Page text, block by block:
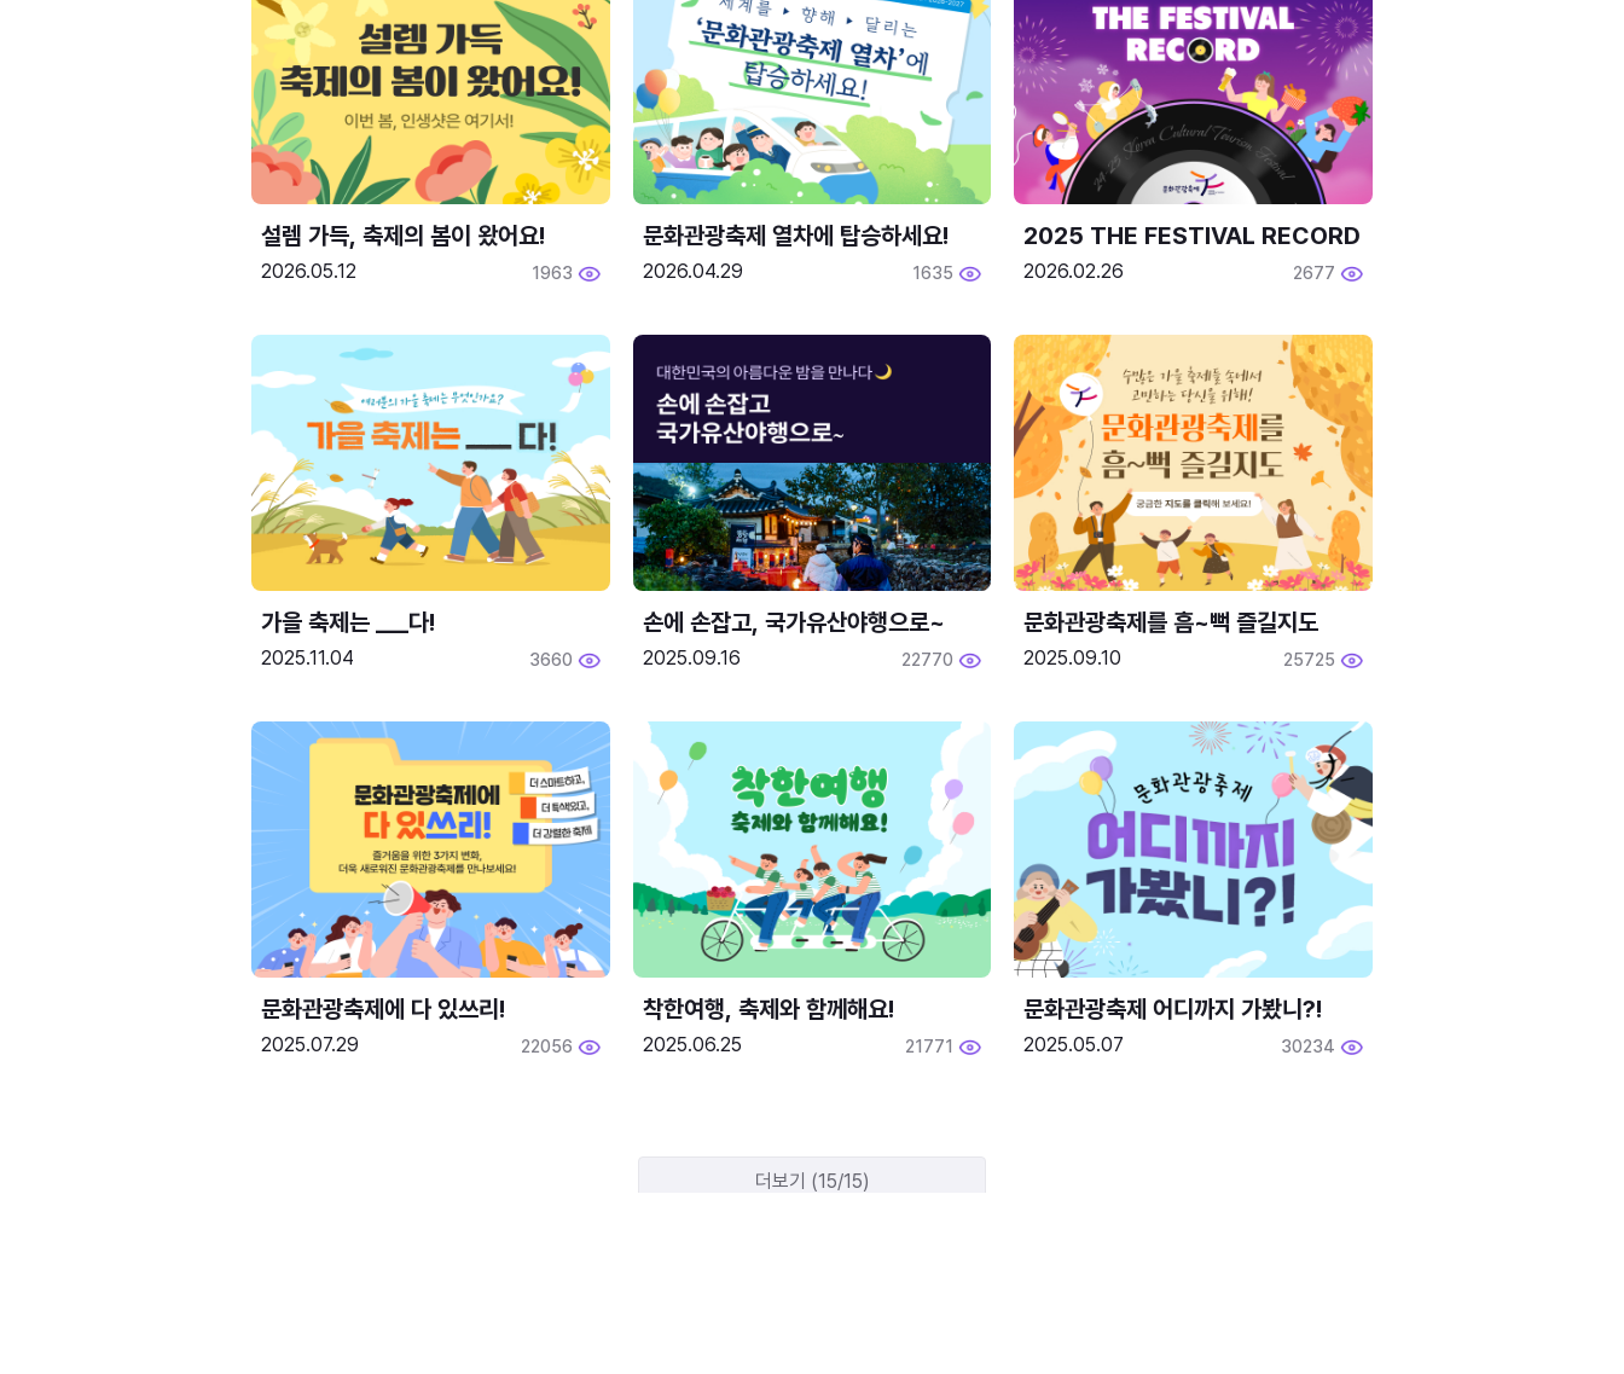
설렘 가득, 축제의 봄이 왔어요!
2026.05.12 1963
문화관광축제 열차에 탑승하세요!
2026.04.29 1635
2025 THE FESTIVAL RECORD
2026.02.26 2677
2025.11.04 3660
손에 손잡고, 국가유산야행으로~
2025.09.16 22770
문화관광축제를 흠~뻑 즐길지도
2025.09.10 25725
문화관광축제에 다 있쓰리!
2025.07.29 22056
착한여행, 축제와 함께해요!
2025.06.25 21771
문화관광축제 어디까지 가봤니?!
2025.05.07 30234
더보기 (15/15)